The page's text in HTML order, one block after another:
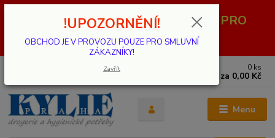
OBCHOD JE V PROVOZU POUZE PRO
SMLUVNÍ ZÁKAZNÍKY!
Menu
0 ks
za 0,00 Kč
!UPOZORNĚNÍ!
OBCHOD JE V PROVOZU POUZE PRO SMLUVNÍ
ZÁKAZNÍKY!
Zavřít